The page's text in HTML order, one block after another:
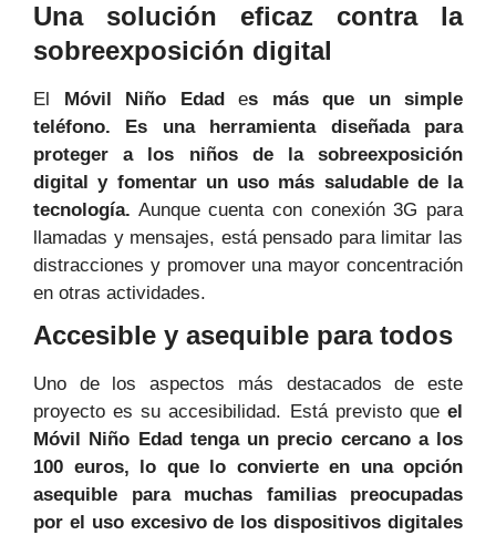
Una solución eficaz contra la
sobreexposición digital
El Móvil Niño Edad es más que un simple
teléfono. Es una herramienta diseñada para
proteger a los niños de la sobreexposición
digital y fomentar un uso más saludable de la
tecnología. Aunque cuenta con conexión 3G para
llamadas y mensajes, está pensado para limitar las
distracciones y promover una mayor concentración
en otras actividades.
Accesible y asequible para todos
Uno de los aspectos más destacados de este
proyecto es su accesibilidad. Está previsto que el
Móvil Niño Edad tenga un precio cercano a los
100 euros, lo que lo convierte en una opción
asequible para muchas familias preocupadas
por el uso excesivo de los dispositivos digitales